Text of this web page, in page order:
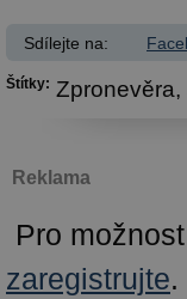
Sdílejte na:
Štítky: Zpronevěra,
Reklama
Pro
zaregistrujte.